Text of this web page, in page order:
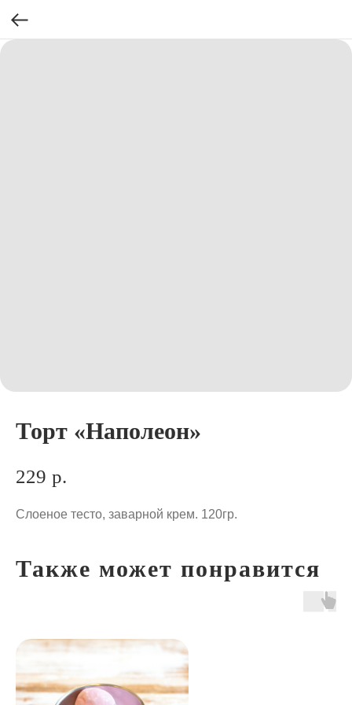
Торт «Наполеон»
229 р.
Слоеное тесто, заварной крем. 120гр.
Также может понравится